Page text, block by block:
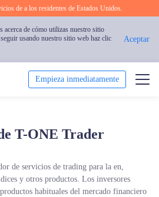
de a los residentes de Estados Unidos.
acerca de cómo utilizas nuestro sitio
usando nuestro sitio web haz clic
Aceptar
Empieza inmediatamente
T-ONE Trader
de servicios de trading para la en,
y otros productos. Los inversores
habituales del mercado financiero